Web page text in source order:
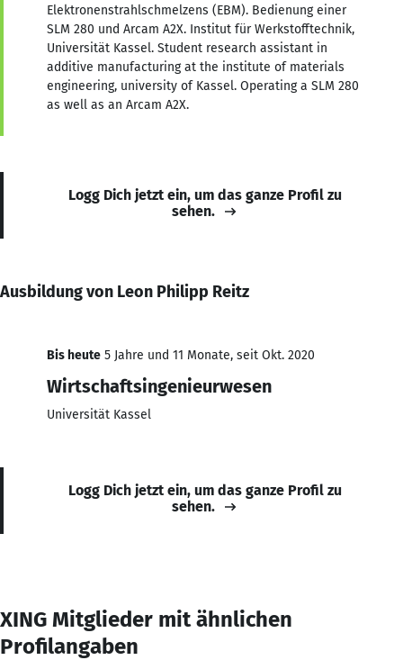
Elektronenstrahlschmelzens (EBM). Bedienung einer
SLM 280 und Arcam A2X. Institut für Werkstofftechnik,
Universität Kassel. Student research assistant in
additive manufacturing at the institute of materials
engineering, university of Kassel. Operating a SLM 280
as well as an Arcam A2X.
Logg Dich jetzt ein, um das ganze Profil zu
sehen.
Ausbildung von Leon Philipp Reitz
Bis heute 5 Jahre und 11 Monate, seit Okt. 2020
Wirtschaftsingenieurwesen
Universität Kassel
Logg Dich jetzt ein, um das ganze Profil zu
sehen.
XING Mitglieder mit ähnlichen
Profilangaben